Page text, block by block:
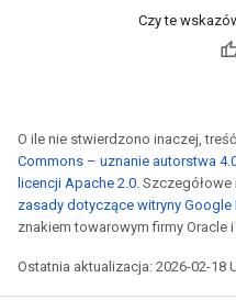
Czy te
O ile nie stwierdzono inaczej,
Commons – uznanie autorstwa
licencji Apache 2.0.
zasady dotyczące witryny Google
znakiem towarowym firmy
Ostatnia aktualizacja: 2026-02-18